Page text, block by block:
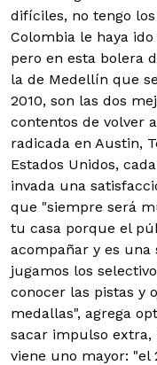
difíciles, no tengo
Colombia le haya
pero en esta bolera
la de Medellín que
2010, son las dos
contentos de volver
radicada en Austin,
Estados Unidos,
invada una
que "siempre será
tu casa porque el
acompañar y es una
jugamos los
conocer las pistas y
medallas", agrega
sacar impulso extra,
viene uno mayor: "el